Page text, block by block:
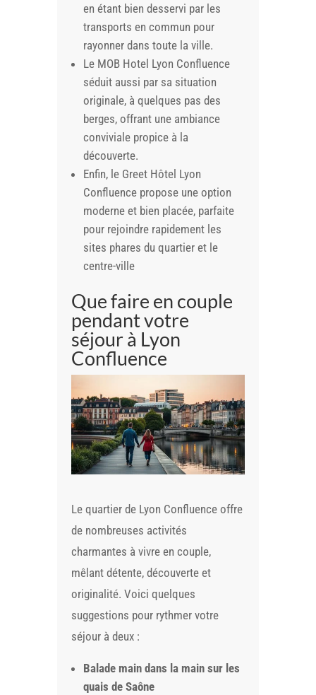
en étant bien desservi par les
transports en commun pour
rayonner dans toute la ville.
Le MOB Hotel Lyon Confluence
séduit aussi par sa situation
originale, à quelques pas des
berges, offrant une ambiance
conviviale propice à la
découverte.
Enfin, le Greet Hôtel Lyon
Confluence propose une option
moderne et bien placée, parfaite
pour rejoindre rapidement les
sites phares du quartier et le
centre-ville
Que faire en couple
pendant votre
séjour à Lyon
Confluence
Le quartier de Lyon Confluence offre
de nombreuses activités
charmantes à vivre en couple,
mêlant détente, découverte et
originalité. Voici quelques
suggestions pour rythmer votre
séjour à deux :
Balade main dans la main sur les
quais de Saône